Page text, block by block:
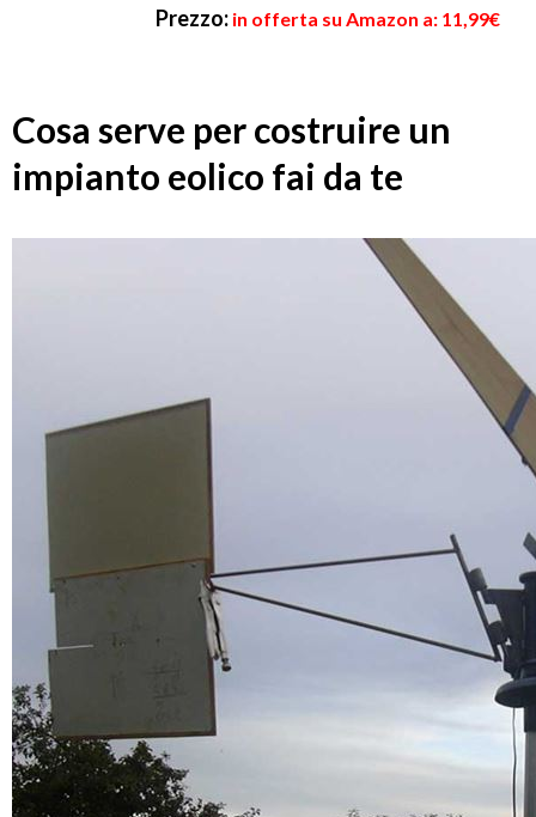
Prezzo: in offerta su Amazon a: 11,99€
Cosa serve per costruire un
impianto eolico fai da te